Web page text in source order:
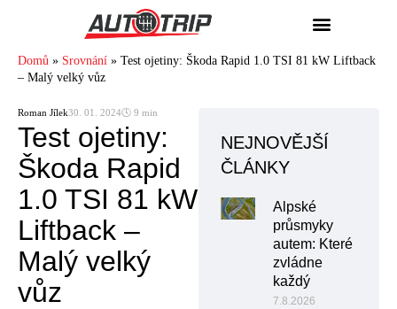
Domů » Srovnání » Test ojetiny: Škoda Rapid 1.0 TSI 81 kW Liftback
– Malý velký vůz
Roman Jílek30. 01. 2024🕓 9 min
Test ojetiny:
Škoda Rapid
1.0 TSI 81 kW
Liftback –
Malý velký
vůz
NEJNOVĚJŠÍ
ČLÁNKY
Alpské
průsmyky
autem: Které
zvládne
každý
7.8.2026